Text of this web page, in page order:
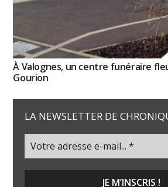
À Valognes, un centre funéraire
Gourion
LA NEWSLETTER DE